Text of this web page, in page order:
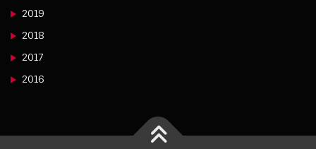
2019
2018
2017
2016